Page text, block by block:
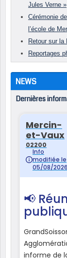
Jules Verne »
Cérémonie
l’école de
Retour sur la
Reportages
NEWS
Dernières